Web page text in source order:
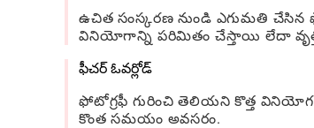
ఉచిత సంస్కరణ నుండి ఎగుమతి చేసిన
వినియోగాన్ని పరిమితం చేస్తాయి లేదా
ఫీచర్ ఓవర్లోడ్
ఫోటోగ్రఫీ గురించి తెలియని కొత్త
కొంత సమయం అవసరం.